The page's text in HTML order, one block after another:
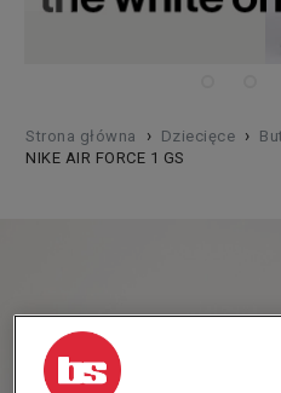
Strona główna › Dziecięce ›
NIKE AIR FORCE 1 GS